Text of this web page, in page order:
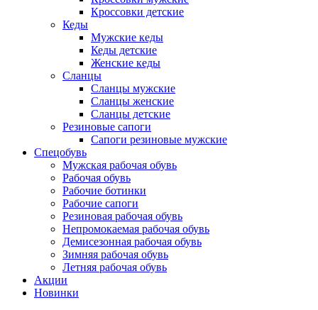
Кроссовки детские
Кеды
Мужские кеды
Кеды детские
Женские кеды
Сланцы
Сланцы мужские
Сланцы женские
Сланцы детские
Резиновые сапоги
Сапоги резиновые мужские
Спецобувь
Мужская рабочая обувь
Рабочая обувь
Рабочие ботинки
Рабочие сапоги
Резиновая рабочая обувь
Непромокаемая рабочая обувь
Демисезонная рабочая обувь
Зимняя рабочая обувь
Летняя рабочая обувь
Акции
Новинки